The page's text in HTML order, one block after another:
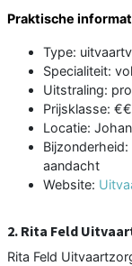
Praktische
Type:
Specialiteit:
Uitstraling:
Prijsklasse: €€
Locatie:
aandacht
Website:
2. Rita Feld
Rita Feld